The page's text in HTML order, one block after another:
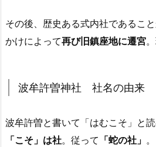
その後、歴史ある式内社であるこ
かけによって再び旧鎮座地に遷宮
波牟許曽神社 社名の由来
波牟許曽と書いて「はむこそ」と読
「こそ」は社。従って 「蛇の社」 。